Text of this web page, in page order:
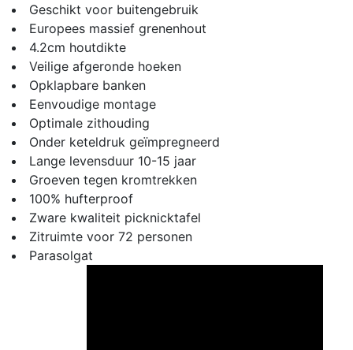
Geschikt voor buitengebruik
Europees massief grenenhout
4.2cm houtdikte
Veilige afgeronde hoeken
Opklapbare banken
Eenvoudige montage
Optimale zithouding
Onder keteldruk geïmpregneerd
Lange levensduur 10-15 jaar
Groeven tegen kromtrekken
100% hufterproof
Zware kwaliteit picknicktafel
Zitruimte voor 72 personen
Parasolgat